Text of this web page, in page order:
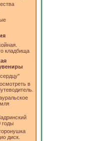
кладбища
в
годы
диск.